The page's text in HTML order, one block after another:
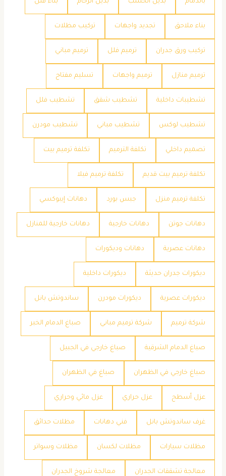
بناء ملاحق تجديد واجهات تركيب مظلات
تركيب ورق جدران ترميم فلل ترميم مباني
ترميم منازل ترميم واجهات تسليم مفتاح
تشطيبات داخلية تشطيب شقق تشطيب فلل
تشطيب لوكس تشطيب مباني تشطيب مودرن
تصميم داخلي تكلفة الترميم تكلفة ترميم بيت
تكلفة ترميم بيت قديم تكلفة ترميم فيلا
تكلفة ترميم منزل جبس بورد دهانات إيبوكسي
دهانات جوتن دهانات خارجية دهانات خارجية للمنازل
دهانات عصرية دهانات وديكورات
ديكورات جدران حديثة ديكورات داخلية
ديكورات عصرية ديكورات مودرن ساندوتش بانل
شركة ترميم شركة ترميم مباني صباغ الدمام الخبر
صباغ الدمام الشرقية صباغ خارجي في الجبيل
صباغ خارجي في الظهران صباغ في الظهران
عزل أسطح عزل حراري عزل مائي وحراري
غرف ساندوتش بانل فني دهانات مظلات حدائق
مظلات سيارات مظلات لكسان مظلات وسواتر
معالجة تشققات الجدران معالجة شروخ الجدران